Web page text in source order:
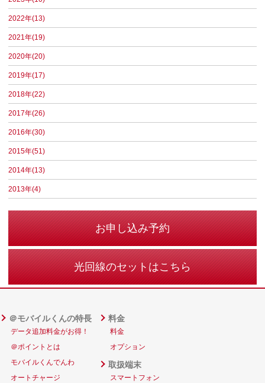
2022年(13)
2021年(19)
2020年(20)
2019年(17)
2018年(22)
2017年(26)
2016年(30)
2015年(51)
2014年(13)
2013年(4)
お申し込み予約
光回線のセットはこちら
＠モバイルくんの特長
データ追加料金がお得！
＠ポイントとは
モバイルくんでんわ
オートチャージ
料金
料金
オプション
取扱端末
スマートフォン